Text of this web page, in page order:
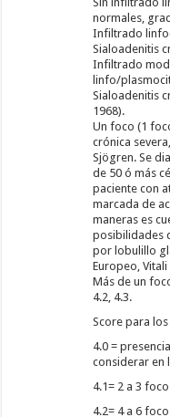
normales,
Infiltrado
Sialoadenitis
Infiltrado
linfo/
Sialoadenitis
1968).
Un foco (1
crónica
Sjögren. Se
de 50 ó más
paciente con
marcada de
maneras es
posibilidades
por lobulillo
Europeo, Vitali
Más de un
4.2, 4.3.
Score para
4.0 =
considerar en
4.1= 2 a 3
4.2= 4 a 6